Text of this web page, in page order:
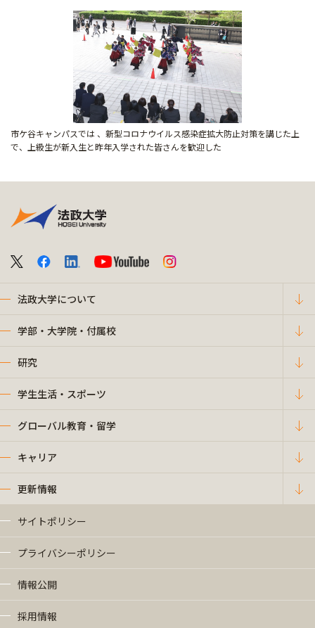
市ケ谷キャンパスでは 、新型コロナウイルス感染症拡大防止対策を講じた上
で、上級生が新入生と昨年入学された皆さんを歓迎した
法政大学について
学部・大学院・付属校
研究
学生生活・スポーツ
グローバル教育・留学
キャリア
更新情報
サイトポリシー
プライバシーポリシー
情報公開
採用情報